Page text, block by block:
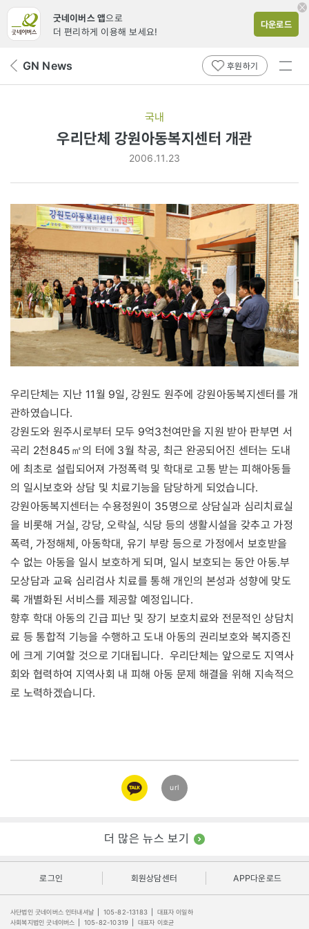
굿네이버스 앱으로
더 편리하게 이용해 보세요!
다운로드
뒤 GN News 후원하기
전체
국내
우리단체 강원아동복지센터 개관
2006.11.23
우리단체는 지난 11월 9일, 강원도 원주에 강원아동복지센터를 개
관하였습니다.
강원도와 원주시로부터 모두 9억3천여만을 지원 받아 판부면 서
곡리 2천845㎡의 터에 3월 착공, 최근 완공되어진 센터는 도내
에 최초로 설립되어져 가정폭력 및 학대로 고통 받는 피해아동들
의 일시보호와 상담 및 치료기능을 담당하게 되었습니다.
강원아동복지센터는 수용정원이 35명으로 상담실과 심리치료실
을 비롯해 거실, 강당, 오락실, 식당 등의 생활시설을 갖추고 가정
폭력, 가정해체, 아동학대, 유기 부랑 등으로 가정에서 보호받을
수 없는 아동을 일시 보호하게 되며, 일시 보호되는 동안 아동․부
모상담과 교육 심리검사 치료를 통해 개인의 본성과 성향에 맞도
록 개별화된 서비스를 제공할 예정입니다.
향후 학대 아동의 긴급 피난 및 장기 보호치료와 전문적인 상담치
료 등 통합적 기능을 수행하고 도내 아동의 권리보호와 복지증진
에 크게 기여할 것으로 기대됩니다. 우리단체는 앞으로도 지역사
회와 협력하여 지역사회 내 피해 아동 문제 해결을 위해 지속적으
로 노력하겠습니다.
카카오
링크
url
더 많은 뉴스 보기
로그인 회원상담센터 APP다운로드
사단법인 굿네이버스 인터내셔날 105-82-13183
대표자 이일하
사회복지법인 굿네이버스
105-82-10319 대표자 이호균